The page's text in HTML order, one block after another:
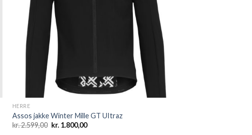
HERRE
Assos jakke Winter Mille GT UItraz
kr.2.599,00 Den
oprindelige
kr. 1.800,00Den